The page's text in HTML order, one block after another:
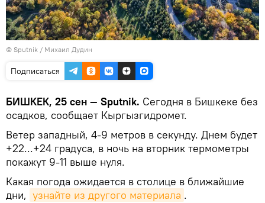
© Sputnik / Михаил Дудин
Подписаться
БИШКЕК, 25 сен — Sputnik. Сегодня в Бишкеке без
осадков, сообщает Кыргызгидромет.
Ветер западный, 4-9 метров в секунду. Днем будет
+22...+24 градуса, в ночь на вторник термометры
покажут 9-11 выше нуля.
Какая погода ожидается в столице в ближайшие
дни, узнайте из другого материала .